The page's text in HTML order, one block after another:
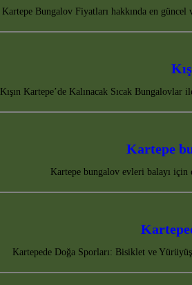
Kartepe Bungalov Fiyatları hakkında en
Kışın Kartepe’de Kalınacak Sıcak
Kartepe
Kartepe bungalov evleri balayı
Kartepede Doğa Sporları: Bisiklet ve